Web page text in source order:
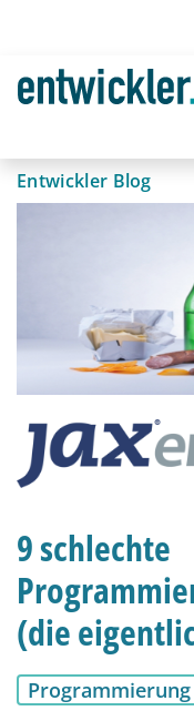
Entwickler Blog
9 schlechte
(die
Programmierung